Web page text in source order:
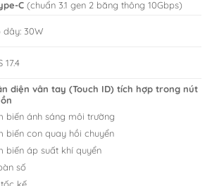
C (chuẩn 3.1 gen 2 băng thông 10Gbps)
dây: 30W
17.4
diện vân tay (Touch ID) tích hợp trong nút
biến ánh sáng môi trường
biến con quay hồi chuyển
biến áp suất khí quyển
số
kế